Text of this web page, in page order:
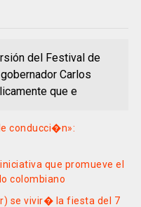
del Festival de
Carlos
que e
conducci�n»:
que promueve el
colombiano
se vivir� la fiesta del 7